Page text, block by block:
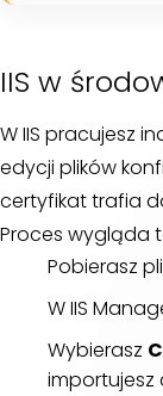
IIS w
W IIS pracujesz
edycji plików
certyfikat trafia
Proces wygląda
Pobierasz
W IIS
Wybierasz
importujesz